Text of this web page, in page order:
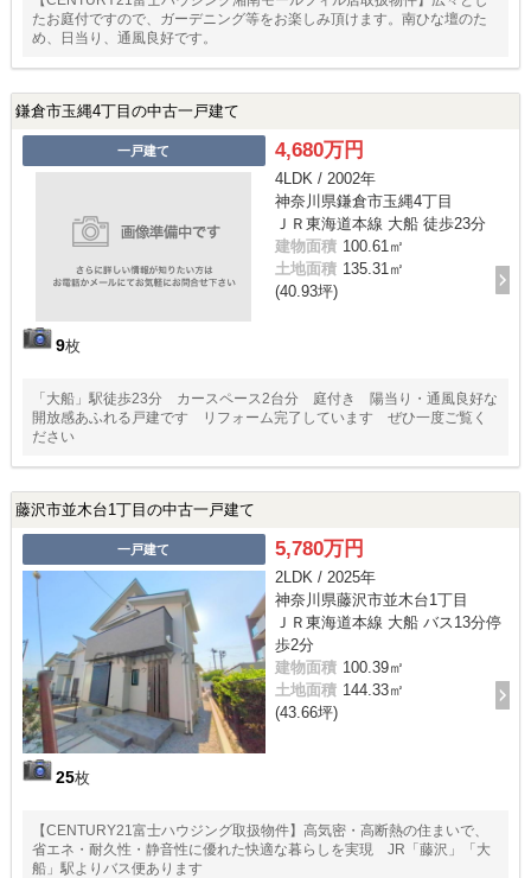
たお庭付ですので、ガーデニング等をお楽しみ頂けます。南ひな壇のた
め、日当り、通風良好です。
鎌倉市玉縄4丁目の中古一戸建て
一戸建て
9枚
4,680万円
4LDK / 2002年
神奈川県鎌倉市玉縄4丁目
ＪＲ東海道本線 大船 徒歩23分
建物面積 100.61㎡
土地面積 135.31㎡
(40.93坪)
「大船」駅徒歩23分 カースペース2台分 庭付き 陽当り・通風良好な
開放感あふれる戸建です リフォーム完了しています ぜひ一度ご覧く
ださい
藤沢市並木台1丁目の中古一戸建て
一戸建て
25枚
5,780万円
2LDK / 2025年
神奈川県藤沢市並木台1丁目
ＪＲ東海道本線 大船 バス13分停
歩2分
建物面積 100.39㎡
土地面積 144.33㎡
(43.66坪)
【CENTURY21富士ハウジング取扱物件】高気密・高断熱の住まいで、
省エネ・耐久性・静音性に優れた快適な暮らしを実現 JR「藤沢」「大
船」駅よりバス便あります